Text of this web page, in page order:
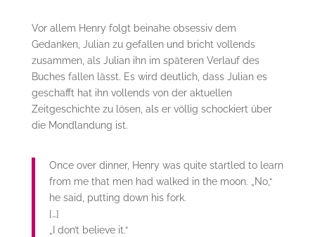
Vor allem Henry folgt beinahe obsessiv dem
Gedanken, Julian zu gefallen und bricht vollends
zusammen, als Julian ihn im späteren Verlauf des
Buches fallen lässt. Es wird deutlich, dass Julian es
geschafft hat ihn vollends von der aktuellen
Zeitgeschichte zu lösen, als er völlig schockiert über
die Mondlandung ist.
Once over dinner, Henry was quite startled to learn
from me that men had walked in the moon. „No,“
he said, putting down his fork.
[…]
„I don’t believe it.“